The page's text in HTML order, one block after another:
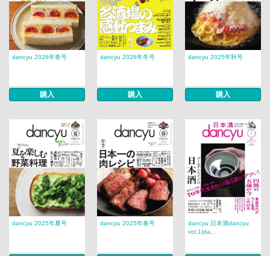
dancyu 2026年春号
購入
dancyu 2026年冬号
購入
dancyu 2025年秋号
購入
dancyu 2025年夏号 dancyu 2025年春号
dancyu 日本酒dancyu
vol.1(da...